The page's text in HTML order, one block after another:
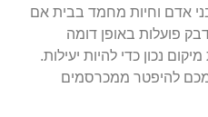
אדם וחיות מחמד בבית אם
פועלות באופן דומה
נכון כדי להיות יעילות.
מכם להיפטר ממכרסמים